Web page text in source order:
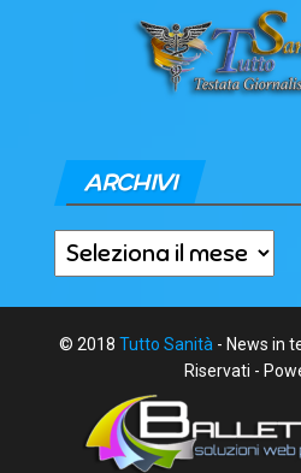
ARCHIVI
Archivi
© 2018 Tutto Sanità - News in
Riservati -